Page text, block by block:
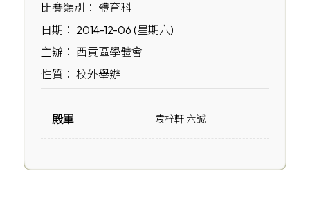
比賽類別： 體育科
日期： 2014-12-06 (星期六)
主辦： 西貢區學體會
性質： 校外舉辦
殿軍 袁梓軒 六誠